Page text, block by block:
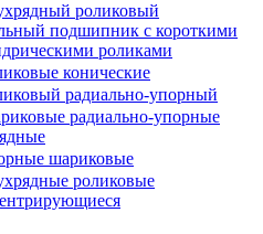
роликовый
подшипник с короткими
роликами
конические
радиально-упорный
радиально-упорные
шариковые
роликовые